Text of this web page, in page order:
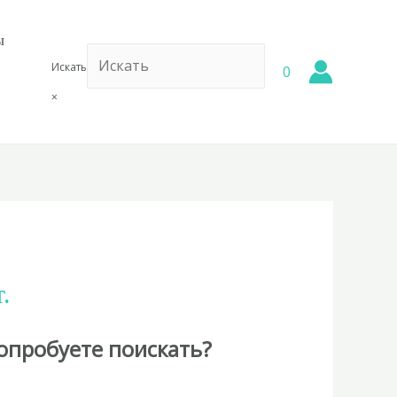
Искать
×
0
поискать?